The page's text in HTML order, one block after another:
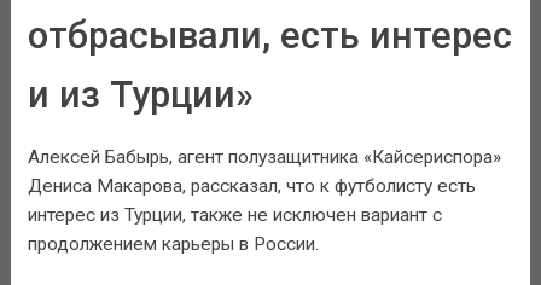
отбрасывали, есть интерес
и из Турции»
Алексей Бабырь, агент полузащитника «Кайсериспора»
Дениса Макарова, рассказал, что к футболисту есть
интерес из Турции, также не исключен вариант с
продолжением карьеры в России.